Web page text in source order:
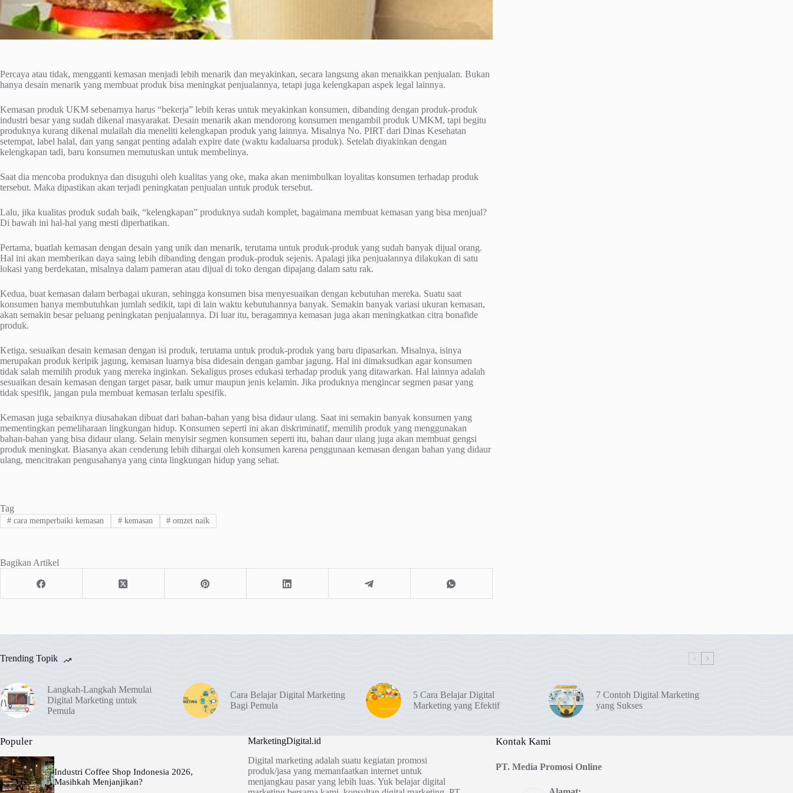
Percaya atau tidak, mengganti kemasan menjadi lebih menarik dan meyakinkan, secara langsung akan menaikkan penjualan. Bukan
hanya desain menarik yang membuat produk bisa meningkat penjualannya, tetapi juga kelengkapan aspek legal lainnya.
Kemasan produk UKM sebenarnya harus “bekerja” lebih keras untuk meyakinkan konsumen, dibanding dengan produk-produk
industri besar yang sudah dikenal masyarakat. Desain menarik akan mendorong konsumen mengambil produk UMKM, tapi begitu
produknya kurang dikenal mulailah dia meneliti kelengkapan produk yang lainnya. Misalnya No. PIRT dari Dinas Kesehatan
setempat, label halal, dan yang sangat penting adalah expire date (waktu kadaluarsa produk). Setelah diyakinkan dengan
kelengkapan tadi, baru konsumen memutuskan untuk membelinya.
Saat dia mencoba produknya dan disuguhi oleh kualitas yang oke, maka akan menimbulkan loyalitas konsumen terhadap produk
tersebut. Maka dipastikan akan terjadi peningkatan penjualan untuk produk tersebut.
Lalu, jika kualitas produk sudah baik, “kelengkapan” produknya sudah komplet, bagaimana membuat kemasan yang bisa menjual?
Di bawah ini hal-hal yang mesti diperhatikan.
Pertama, buatlah kemasan dengan desain yang unik dan menarik, terutama untuk produk-produk yang sudah banyak dijual orang.
Hal ini akan memberikan daya saing lebih dibanding dengan produk-produk sejenis. Apalagi jika penjualannya dilakukan di satu
lokasi yang berdekatan, misalnya dalam pameran atau dijual di toko dengan dipajang dalam satu rak.
Kedua, buat kemasan dalam berbagai ukuran, sehingga konsumen bisa menyesuaikan dengan kebutuhan mereka. Suatu saat
konsumen hanya membutuhkan jumlah sedikit, tapi di lain waktu kebutuhannya banyak. Semakin banyak variasi ukuran kemasan,
akan semakin besar peluang peningkatan penjualannya. Di luar itu, beragamnya kemasan juga akan meningkatkan citra bonafide
produk.
Ketiga, sesuaikan desain kemasan dengan isi produk, terutama untuk produk-produk yang baru dipasarkan. Misalnya, isinya
merupakan produk keripik jagung, kemasan luarnya bisa didesain dengan gambar jagung. Hal ini dimaksudkan agar konsumen
tidak salah memilih produk yang mereka inginkan. Sekaligus proses edukasi terhadap produk yang ditawarkan. Hal lainnya adalah
sesuaikan desain kemasan dengan target pasar, baik umur maupun jenis kelamin. Jika produknya mengincar segmen pasar yang
tidak spesifik, jangan pula membuat kemasan terlalu spesifik.
Kemasan juga sebaiknya diusahakan dibuat dari bahan-bahan yang bisa didaur ulang. Saat ini semakin banyak konsumen yang
mementingkan pemeliharaan lingkungan hidup. Konsumen seperti ini akan diskriminatif, memilih produk yang menggunakan
bahan-bahan yang bisa didaur ulang. Selain menyisir segmen konsumen seperti itu, bahan daur ulang juga akan membuat gengsi
produk meningkat. Biasanya akan cenderung lebih dihargai oleh konsumen karena penggunaan kemasan dengan bahan yang didaur
ulang, mencitrakan pengusahanya yang cinta lingkungan hidup yang sehat.
Tag
#cara memperbaiki kemasan #kemasan # omzet naik
Bagikan Artikel
Trending Topik
Langkah-Langkah Memulai
Digital Marketing untuk
Pemula
Cara Belajar Digital Marketing
Bagi Pemula
5 Cara Belajar Digital
Marketing yang Efektif
7 Contoh Digital Marketing
yang Sukses
Populer
Industri Coffee Shop Indonesia 2026,
Masihkah Menjanjikan?
MarketingDigital.id
Digital marketing adalah suatu kegiatan promosi
produk/jasa yang memanfaatkan internet untuk
menjangkau pasar yang lebih luas. Yuk belajar digital
Kontak Kami
PT. Media Promosi Online